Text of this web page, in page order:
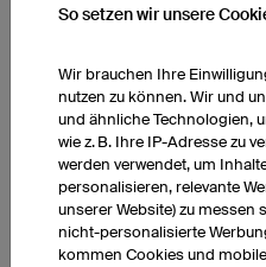
Sweatshirt Prime
So setzen wir unsere
Wir brauchen Ihre
nutzen zu können. Wir und
und ähnliche Technologien,
wie z. B. Ihre IP-Adresse zu
werden verwendet, um
personalisieren, relevante
unserer Website) zu messen
nicht-personalisierte
kommen Cookies und